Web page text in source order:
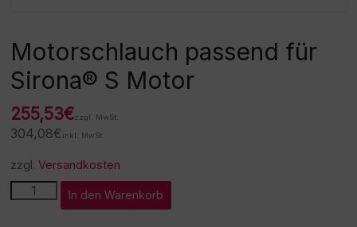
Motorschlauch passend für
Sirona® S Motor
255,53€zzgl. MwSt.
304,08€ inkl. MwSt.
zzgl.Versandkosten
Motorschlauch
passend
In den Warenkorb
l